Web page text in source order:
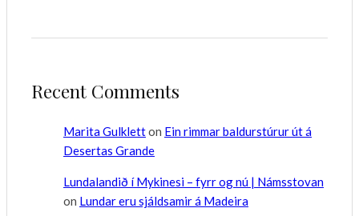
Recent Comments
Marita Gulkletton Ein rimmar baldurstúrur út á
Desertas Grande
Lundalandið í Mykinesi – fyrr og nú | Námsstovan
on Lundar eru sjáldsamir á Madeira